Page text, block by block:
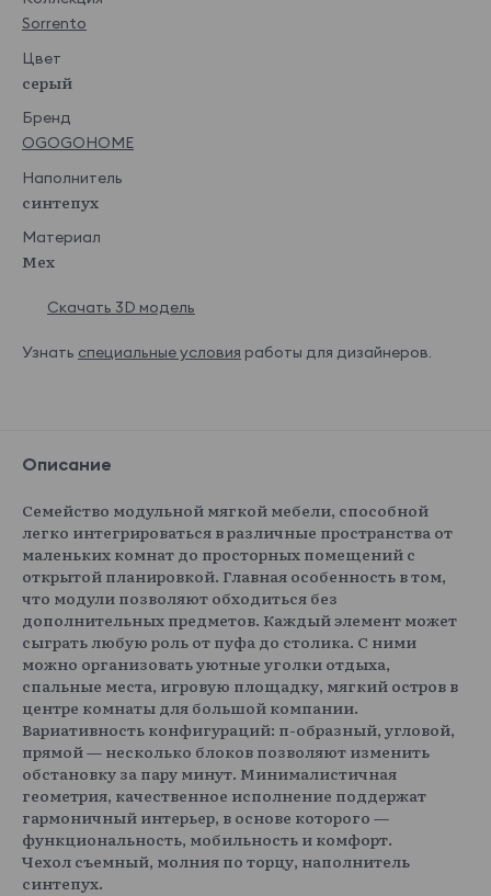
Sorrento
Цвет
серый
Бренд
OGOGOHOME
Наполнитель
синтепух
Материал
Мех
Скачать 3D модель
Узнать специальные условия работы для дизайнеров.
Описание
Семейство модульной мягкой мебели, способной
легко интегрироваться в различные пространства от
маленьких комнат до просторных помещений с
открытой планировкой. Главная особенность в том,
что модули позволяют обходиться без
дополнительных предметов. Каждый элемент может
сыграть любую роль от пуфа до столика. С ними
можно организовать уютные уголки отдыха,
спальные места, игровую площадку, мягкий остров в
центре комнаты для большой компании.
Вариативность конфигураций: п-образный, угловой,
прямой — несколько блоков позволяют изменить
обстановку за пару минут. Минималистичная
геометрия, качественное исполнение поддержат
гармоничный интерьер, в основе которого —
функциональность, мобильность и комфорт.
Чехол съемный, молния по торцу, наполнитель
синтепух.